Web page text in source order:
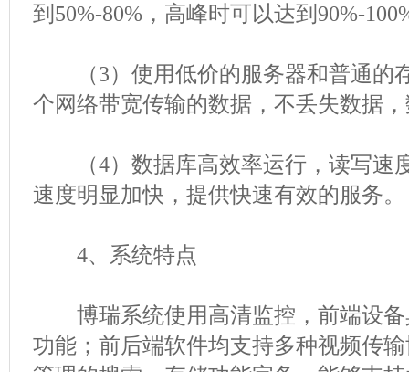
到50%-80%，高峰时可以达到90%-
（3）使用低价的服务器和普通的
个网络带宽传输的数据，不丢失数据
（4）数据库高效率运行，读写速
速度明显加快，提供快速有效的服务。
4、系统特点
博瑞系统使用高清监控，前端设备
功能；前后端软件均支持多种视频传